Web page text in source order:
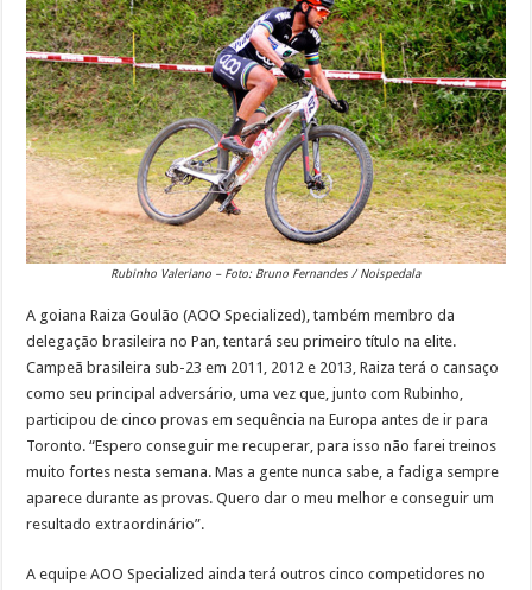
Rubinho Valeriano – Foto: Bruno Fernandes / Noispedala
A goiana Raiza Goulão (AOO Specialized), também membro da
delegação brasileira no Pan, tentará seu primeiro título na elite.
Campeã brasileira sub-23 em 2011, 2012 e 2013, Raiza terá o cansaço
como seu principal adversário, uma vez que, junto com Rubinho,
participou de cinco provas em sequência na Europa antes de ir para
Toronto. “Espero conseguir me recuperar, para isso não farei treinos
muito fortes nesta semana. Mas a gente nunca sabe, a fadiga sempre
aparece durante as provas. Quero dar o meu melhor e conseguir um
resultado extraordinário”.
A equipe AOO Specialized ainda terá outros cinco competidores no